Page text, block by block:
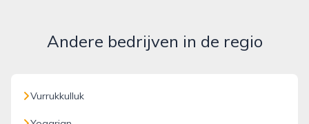
Andere bedrijven in de regio
Vurrukkulluk